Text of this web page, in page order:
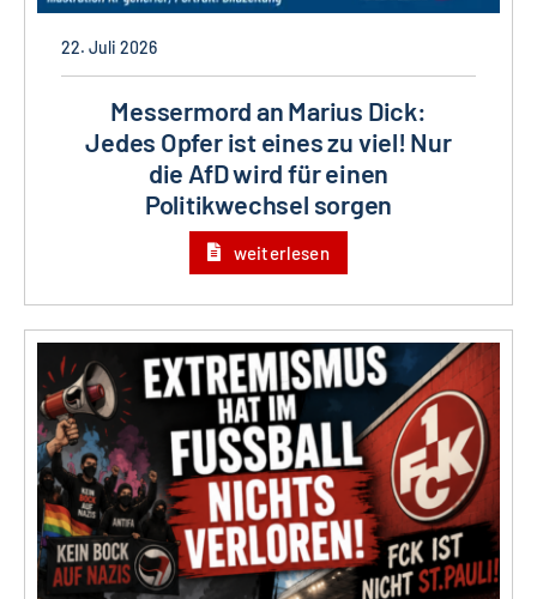
22. Juli 2026
Messermord an Marius Dick:
Jedes Opfer ist eines zu viel! Nur
die AfD wird für einen
Politikwechsel sorgen
weiterlesen